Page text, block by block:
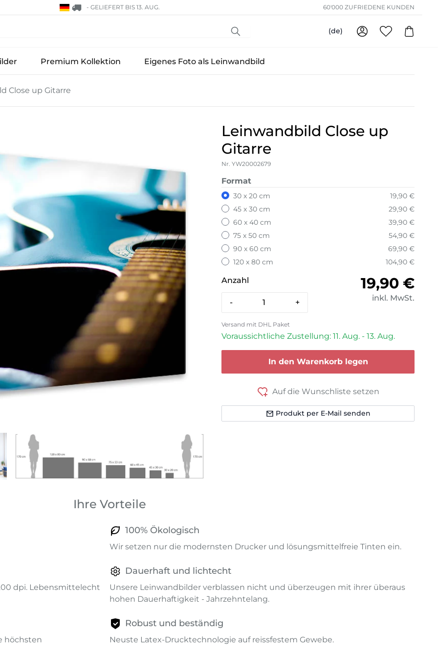
- GELIEFERT BIS 13. AUG. 60'000 ZUFRIEDENE KUNDEN
(de)
Premium Kollektion Eigenes Foto als Leinwandbild
Close up Gitarre
Leinwandbild Close up
Gitarre
Nr. YW20002679
Format
30 x 20 cm
19,90 €
45 x 30 cm
29,90 €
60 x 40 cm
39,90 €
75 x 50 cm
54,90 €
90 x 60 cm
69,90 €
120 x 80 cm
104,90 €
Anzahl
- +
Normaler
19,90 €
inkl. MwSt.
Versand mit DHL Paket
Voraussichtliche Zustellung: 11. Aug. - 13. Aug.
In den Warenkorb legen
Auf die Wunschliste setzen
Produkt per E-Mail senden
Ihre Vorteile
100% Ökologisch
Wir setzen nur die modernsten Drucker und lösungsmittelfreie Tinten ein.
dpi. Lebensmittelecht
Dauerhaft und lichtecht
Unsere Leinwandbilder verblassen nicht und überzeugen mit ihrer überaus
hohen Dauerhaftigkeit - Jahrzehntelang.
höchsten
Robust und beständig
Neuste Latex-Drucktechnologie auf reissfestem Gewebe.